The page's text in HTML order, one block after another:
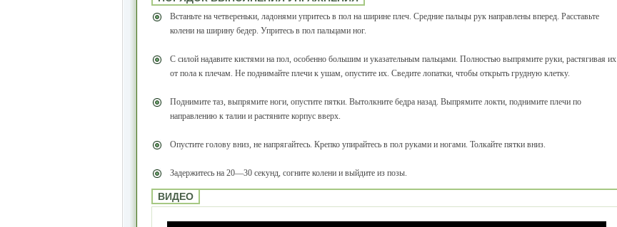
Встаньте на четвереньки, ладонями упритесь в пол на ширине плеч. Средние пальцы рук направлены вперед. Расставьте
колени на ширину бедер. Упритесь в пол пальцами ног.
С силой надавите кистями на пол, особенно большим и указательным пальцами. Полностью выпрямите руки, растягивая их
от пола к плечам. Не поднимайте плечи к ушам, опустите их. Сведите лопатки, чтобы открыть грудную клетку.
Поднимите таз, выпрямите ноги, опустите пятки. Вытолкните бедра назад. Выпрямите локти, поднимите плечи по
направлению к талии и растяните корпус вверх.
Опустите голову вниз, не напрягайтесь. Крепко упирайтесь в пол руками и ногами. Толкайте пятки вниз.
Задержитесь на 20—30 секунд, согните колени и выйдите из позы.
ВИДЕО